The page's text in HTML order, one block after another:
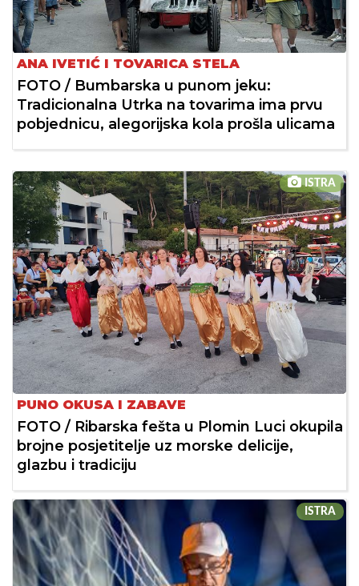
ANA IVETIĆ I TOVARICA STELA
FOTO / Bumbarska u punom jeku:
Tradicionalna Utrka na tovarima ima prvu
pobjednicu, alegorijska kola prošla ulicama
ISTRA
PUNO OKUSA I ZABAVE
FOTO / Ribarska fešta u Plomin Luci okupila
brojne posjetitelje uz morske delicije,
glazbu i tradiciju
ISTRA